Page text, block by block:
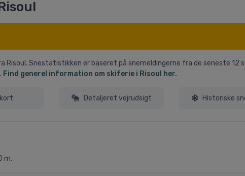
Risoul. Snestatistikken er baseret på snemeldingerne fra de seneste 12
Find generel information om skiferie i Risoul her.
Detaljeret vejrudsigt Historiske
m.